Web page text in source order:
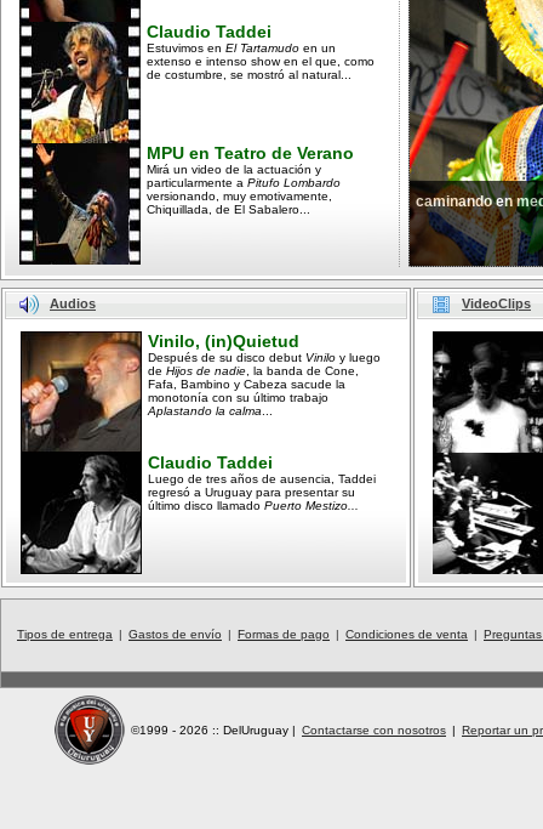
Claudio Taddei
Estuvimos en El Tartamudo en un
extenso e intenso show en el que, como
de costumbre, se mostró al natural...
MPU en Teatro de Verano
Mirá un video de la actuación y
particularmente a Pitufo Lombardo
versionando, muy emotivamente,
Chiquillada, de El Sabalero...
caminando en
Audios
Vinilo, (in)Quietud
Después de su disco debut Vinilo y luego
de Hijos de nadie , la banda de Cone,
Fafa, Bambino y Cabeza sacude la
monotonía con su último trabajo
Aplastando la calma
Claudio Taddei
Luego de tres años de ausencia, Taddei
regresó a Uruguay para presentar su
último disco llamado Puerto Mestizo...
VideoClips
Tipos de entrega | Gastos de envío | Formas de pago | Condiciones de venta |
©1999 - 2026 :: DelUruguay | Contactarse con nosotros | Reportar un